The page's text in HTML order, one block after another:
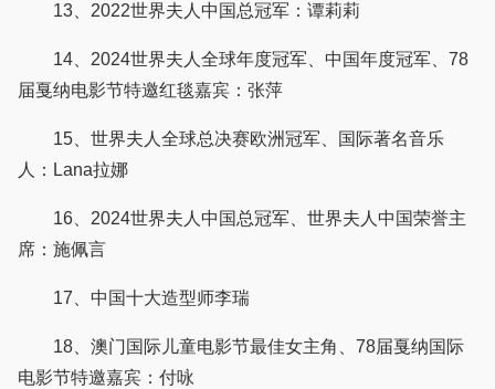
13、2022世界夫人中国总冠军：谭莉莉
14、2024世界夫人全球年度冠军、中国年度冠军、78
届戛纳电影节特邀红毯嘉宾：张萍
15、世界夫人全球总决赛欧洲冠军、国际著名音乐
人：Lana拉娜
16、2024世界夫人中国总冠军、世界夫人中国荣誉主
席：施佩言
17、中国十大造型师李瑞
18、澳门国际儿童电影节最佳女主角、78届戛纳国际
电影节特邀嘉宾：付咏